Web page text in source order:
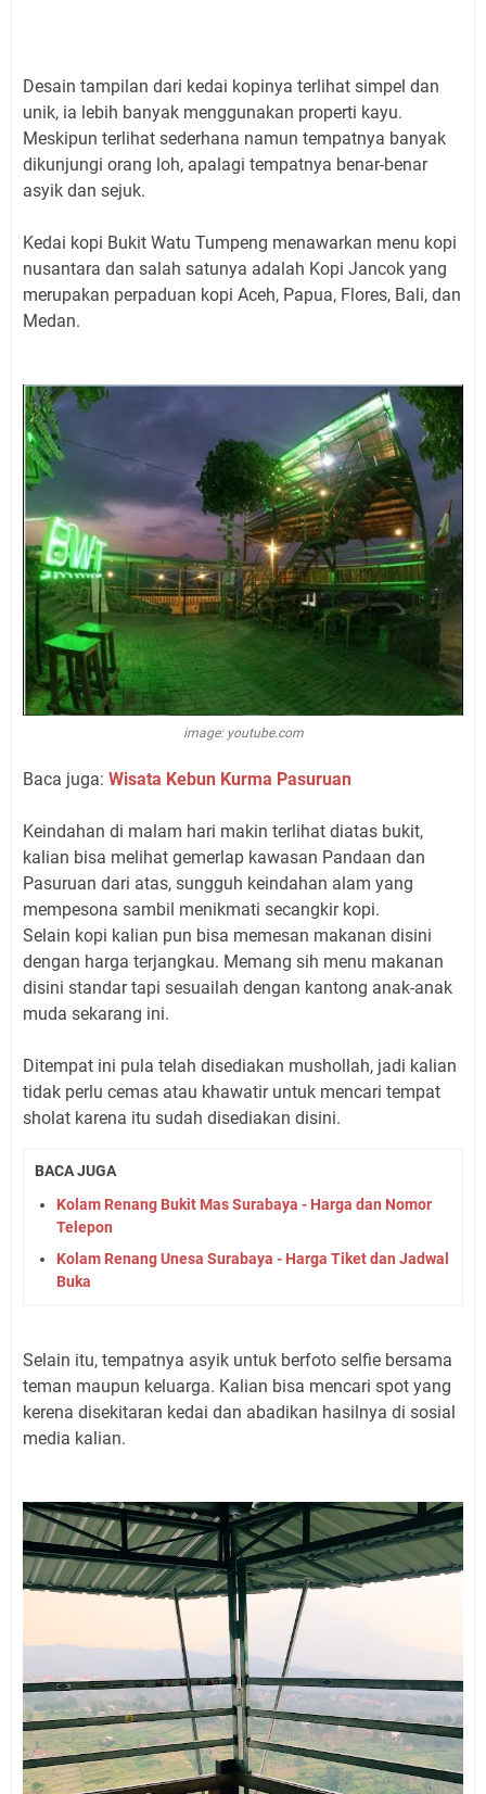
Desain tampilan dari kedai kopinya terlihat simpel dan
unik, ia lebih banyak menggunakan properti kayu.
Meskipun terlihat sederhana namun tempatnya banyak
dikunjungi orang loh, apalagi tempatnya benar-benar
asyik dan sejuk.
Kedai kopi Bukit Watu Tumpeng menawarkan menu kopi
nusantara dan salah satunya adalah Kopi Jancok yang
merupakan perpaduan kopi Aceh, Papua, Flores, Bali, dan
Medan.
image: youtube.com
Baca juga: Wisata Kebun Kurma Pasuruan
Keindahan di malam hari makin terlihat diatas bukit,
kalian bisa melihat gemerlap kawasan Pandaan dan
Pasuruan dari atas, sungguh keindahan alam yang
mempesona sambil menikmati secangkir kopi.
Selain kopi kalian pun bisa memesan makanan disini
dengan harga terjangkau. Memang sih menu makanan
disini standar tapi sesuailah dengan kantong anak-anak
muda sekarang ini.
Ditempat ini pula telah disediakan mushollah, jadi kalian
tidak perlu cemas atau khawatir untuk mencari tempat
sholat karena itu sudah disediakan disini.
BACA JUGA
Kolam Renang Bukit Mas Surabaya - Harga dan Nomor
Telepon
Kolam Renang Unesa Surabaya - Harga Tiket dan Jadwal
Buka
Selain itu, tempatnya asyik untuk berfoto selfie bersama
teman maupun keluarga. Kalian bisa mencari spot yang
kerena disekitaran kedai dan abadikan hasilnya di sosial
media kalian.